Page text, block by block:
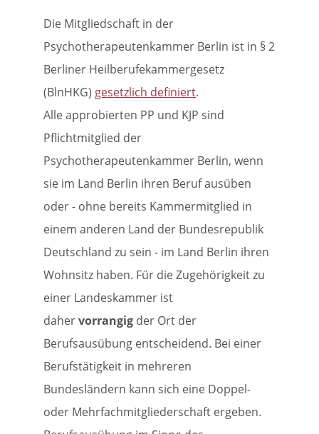
Die Mitgliedschaft in der
Psychotherapeutenkammer Berlin ist in § 2
Berliner Heilberufekammergesetz
(BlnHKG) gesetzlich definiert.
Alle approbierten PP und KJP sind
Pflichtmitglied der
Psychotherapeutenkammer Berlin, wenn
sie im Land Berlin ihren Beruf ausüben
oder - ohne bereits Kammermitglied in
einem anderen Land der Bundesrepublik
Deutschland zu sein - im Land Berlin ihren
Wohnsitz haben. Für die Zugehörigkeit zu
einer Landeskammer ist
dahervorrangig der Ort der
Berufsausübung entscheidend. Bei einer
Berufstätigkeit in mehreren
Bundesländern kann sich eine Doppel-
oder Mehrfachmitgliederschaft ergeben.